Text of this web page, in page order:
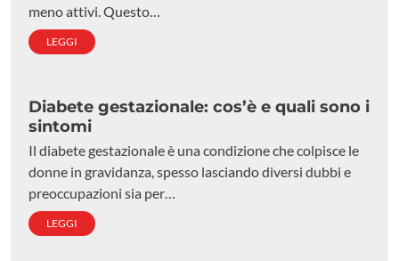
meno attivi. Questo…
LEGGI
Diabete gestazionale: cos’è e quali sono i
sintomi
Il diabete gestazionale è una condizione che colpisce le
donne in gravidanza, spesso lasciando diversi dubbi e
preoccupazioni sia per…
LEGGI